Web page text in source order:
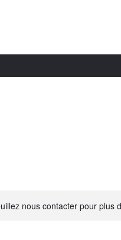
nous contacter pour plus